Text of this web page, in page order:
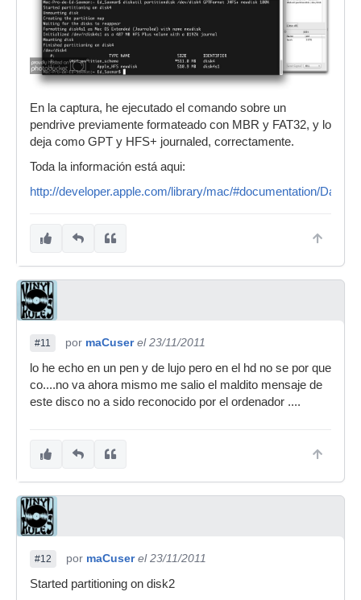
En la captura, he ejecutado el comando sobre un
pendrive previamente formateado con MBR y FAT32, y lo
deja como GPT y HFS+ journaled, correctamente.
Toda la información está aqui:
http://developer.apple.com/library/mac/#documentation/
#11 por maCuser el 23/11/2011
lo he echo en un pen y de lujo pero en el hd no se por que
co....no va ahora mismo me salio el maldito mensaje de
este disco no a sido reconocido por el ordenador ....
#12 por maCuser el 23/11/2011
Started partitioning on disk2